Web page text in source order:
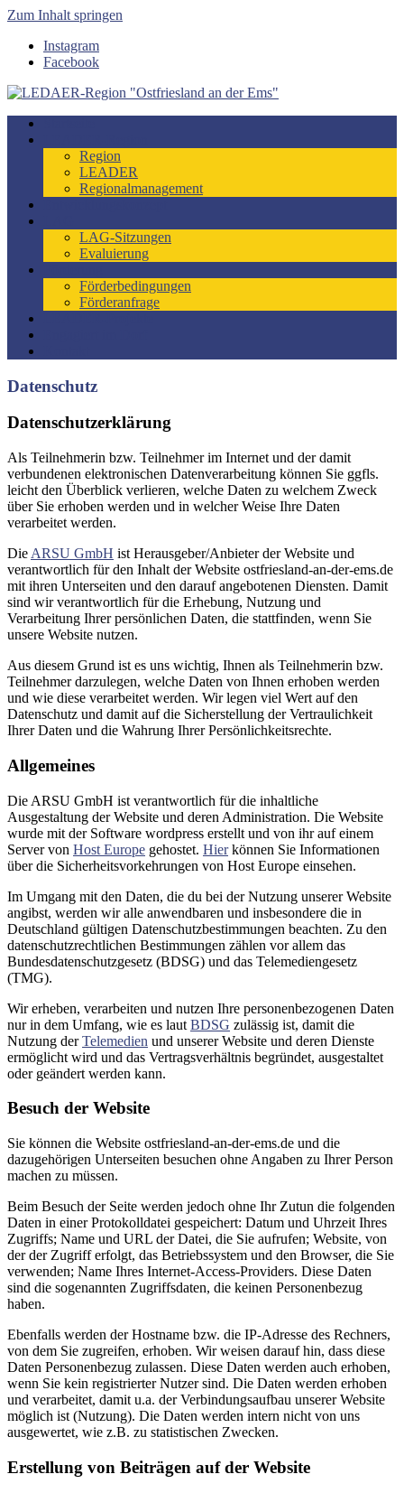
Zum Inhalt springen
Instagram
Facebook
LEDAER-Region "Ostfriesland an der Ems"
Förderzeitraum 2023-2027
Region
LEADER
Regionalmanagement
LAG-Sitzungen
Evaluierung
Förderbedingungen
Förderanfrage
Datenschutz
Datenschutzerklärung
Als Teilnehmerin bzw. Teilnehmer im Internet und der damit
verbundenen elektronischen Datenverarbeitung können Sie ggfls.
leicht den Überblick verlieren, welche Daten zu welchem Zweck
über Sie erhoben werden und in welcher Weise Ihre Daten
verarbeitet werden.
Die ARSU GmbH ist Herausgeber/Anbieter der Website und
verantwortlich für den Inhalt der Website ostfriesland-an-der-ems.de
mit ihren Unterseiten und den darauf angebotenen Diensten. Damit
sind wir verantwortlich für die Erhebung, Nutzung und
Verarbeitung Ihrer persönlichen Daten, die stattfinden, wenn Sie
unsere Website nutzen.
Aus diesem Grund ist es uns wichtig, Ihnen als Teilnehmerin bzw.
Teilnehmer darzulegen, welche Daten von Ihnen erhoben werden
und wie diese verarbeitet werden. Wir legen viel Wert auf den
Datenschutz und damit auf die Sicherstellung der Vertraulichkeit
Ihrer Daten und die Wahrung Ihrer Persönlichkeitsrechte.
Allgemeines
Die ARSU GmbH ist verantwortlich für die inhaltliche
Ausgestaltung der Website und deren Administration. Die Website
wurde mit der Software wordpress erstellt und von ihr auf einem
Server von Host Europe gehostet. Hierkönnen Sie Informationen
über die Sicherheitsvorkehrungen von Host Europe einsehen.
Im Umgang mit den Daten, die du bei der Nutzung unserer Website
angibst, werden wir alle anwendbaren und insbesondere die in
Deutschland gültigen Datenschutzbestimmungen beachten. Zu den
datenschutzrechtlichen Bestimmungen zählen vor allem das
Bundesdatenschutzgesetz (BDSG) und das Telemediengesetz
(TMG).
Wir erheben, verarbeiten und nutzen Ihre personenbezogenen Daten
nur in dem Umfang, wie es laut BDSG zulässig ist, damit die
Nutzung derTelemedien und unserer Website und deren Dienste
ermöglicht wird und das Vertragsverhältnis begründet, ausgestaltet
oder geändert werden kann.
Besuch der Website
Sie können die Website ostfriesland-an-der-ems.de und die
dazugehörigen Unterseiten besuchen ohne Angaben zu Ihrer Person
machen zu müssen.
Beim Besuch der Seite werden jedoch ohne Ihr Zutun die folgenden
Daten in einer Protokolldatei gespeichert: Datum und Uhrzeit Ihres
Zugriffs; Name und URL der Datei, die Sie aufrufen; Website, von
der der Zugriff erfolgt, das Betriebssystem und den Browser, die Sie
verwenden; Name Ihres Internet-Access-Providers. Diese Daten
sind die sogenannten Zugriffsdaten, die keinen Personenbezug
haben.
Ebenfalls werden der Hostname bzw. die IP-Adresse des Rechners,
von dem Sie zugreifen, erhoben. Wir weisen darauf hin, dass diese
Daten Personenbezug zulassen. Diese Daten werden auch erhoben,
wenn Sie kein registrierter Nutzer sind. Die Daten werden erhoben
und verarbeitet, damit u.a. der Verbindungsaufbau unserer Website
möglich ist (Nutzung). Die Daten werden intern nicht von uns
ausgewertet, wie z.B. zu statistischen Zwecken.
Erstellung von Beiträgen auf der Website